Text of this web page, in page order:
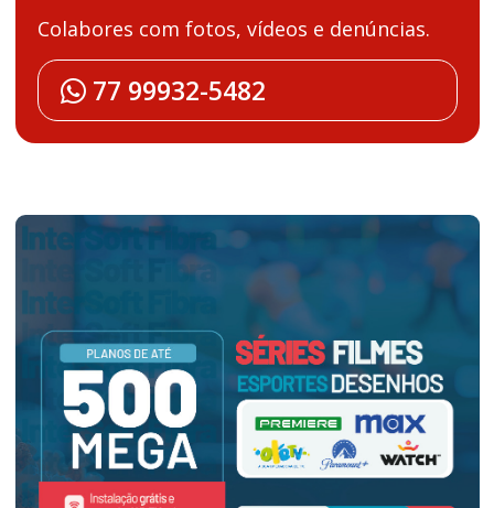
Colabores com fotos, vídeos e denúncias.
77 99932-5482